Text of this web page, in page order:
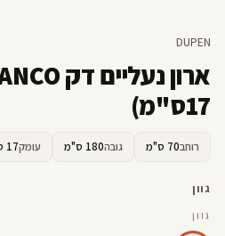
DUPEN
17ס"מ)
רוחב70 ס"מ גובה180 ס"מ עומק17 ס"מ
גוון
גוון